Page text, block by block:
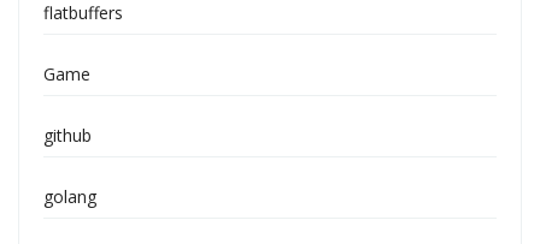
flatbuffers
Game
github
golang